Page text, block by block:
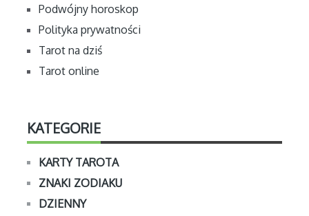
Podwójny horoskop
Polityka prywatności
Tarot na dziś
Tarot online
KATEGORIE
KARTY TAROTA
ZNAKI ZODIAKU
DZIENNY